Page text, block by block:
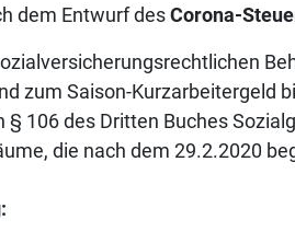
dem Entwurf desCorona-
zum Saison-Kurzarbeitergeld
§ 106 des Dritten Buches
die nach dem 29.2.2020